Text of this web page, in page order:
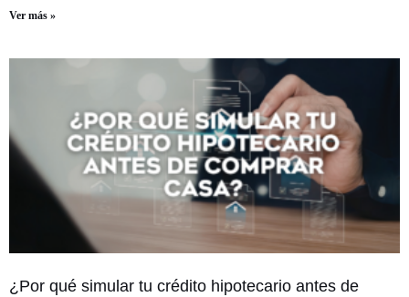
Ver más »
¿Por qué simular tu crédito hipotecario antes de